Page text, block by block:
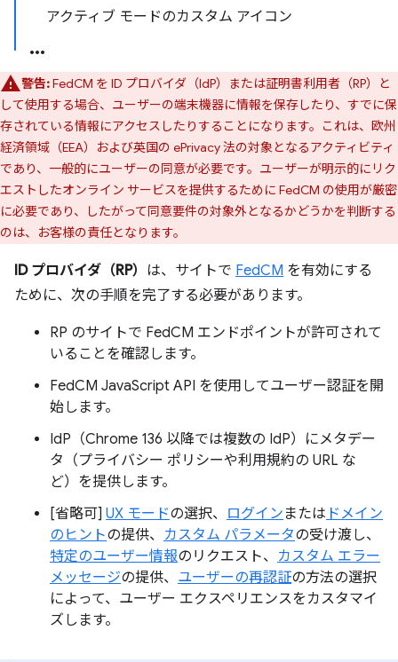
アクティブ モードのカスタム アイコン
警告:FedCM を ID プロバイダ（IdP）または証明書利用者（RP）と
して使用する場合、ユーザーの端末機器に情報を保存したり、すでに保
存されている情報にアクセスしたりすることになります。これは、欧州
経済領域（EEA）および英国の ePrivacy 法の対象となるアクティビティ
であり、一般的にユーザーの同意が必要です。ユーザーが明示的にリク
エストしたオンライン サービスを提供するために FedCM の使用が厳密
に必要であり、したがって同意要件の対象外となるかどうかを判断する
のは、お客様の責任となります。
ID プロバイダ（RP） は、サイトで FedCM を有効にする
ために、次の手順を完了する必要があります。
RP のサイトで FedCM エンドポイントが許可されて
いることを確認します。
FedCM JavaScript API を使用してユーザー認証を開
始します。
IdP（Chrome 136 以降では複数の IdP）にメタデー
タ（プライバシー ポリシーや利用規約の URL な
ど）を提供します。
[省略可] UX モードの選択、 ログイン または ドメイン
のヒントの提供、 カスタム パラメータの受け渡し、
特定のユーザー情報のリクエスト、 カスタム エラー
メッセージの提供、 ユーザーの再認証の方法の選択
によって、ユーザー エクスペリエンスをカスタマイ
ズします。